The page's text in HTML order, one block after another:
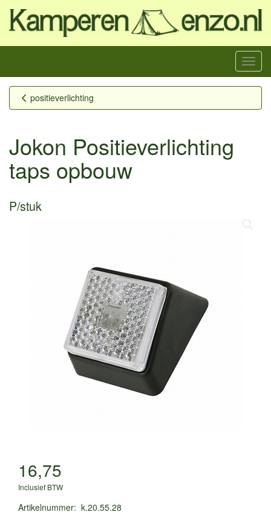
Menu
positieverlichting
Jokon Positieverlichting
taps opbouw
P/stuk
16,75
Inclusief BTW
Artikelnummer: k.20.55.28